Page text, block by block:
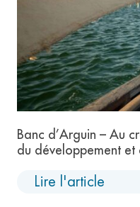
Banc d’Arguin – Au
du développement et
Lire l'article